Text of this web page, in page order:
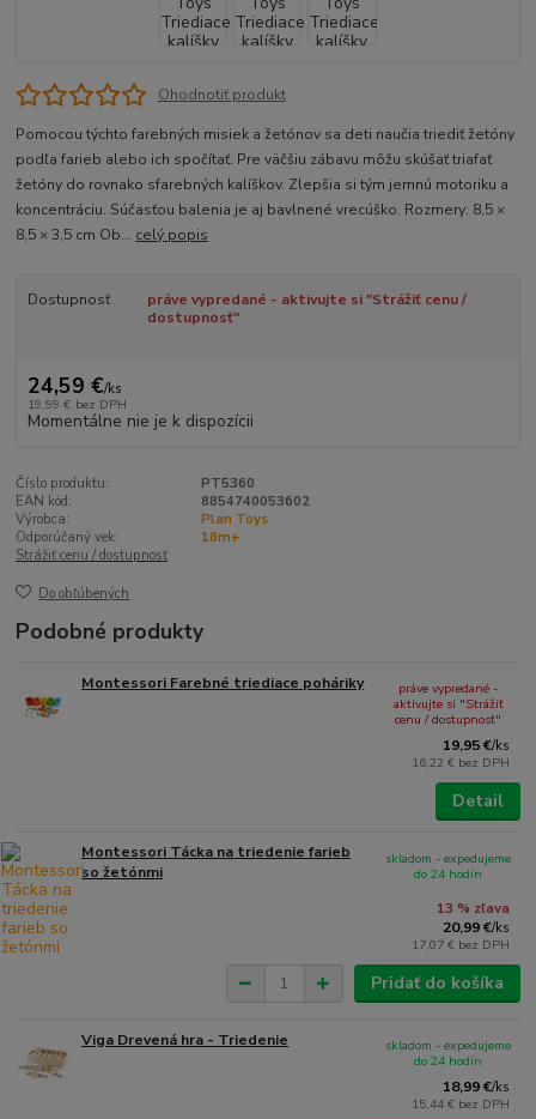
Ohodnotiť produkt
Pomocou týchto farebných misiek a žetónov sa deti naučia triediť žetóny
podľa farieb alebo ich spočítať. Pre väčšiu zábavu môžu skúšať triafať
žetóny do rovnako sfarebných kalíškov. Zlepšia si tým jemnú motoriku a
koncentráciu. Súčasťou balenia je aj bavlnené vrecúško. Rozmery: 8,5 ×
8,5 × 3,5 cm Ob... celý popis
Dostupnosť
práve vypredané - aktivujte si "Strážiť cenu /
dostupnosť"
24,59 €/ks
19,99 € bez DPH
Momentálne nie je k dispozícii
Číslo produktu:
PT5360
EAN kód:
8854740053602
Výrobca:
Plan Toys
Odporúčaný vek:
18m+
Strážiť cenu / dostupnosť
Do obľúbených
Podobné produkty
Montessori Farebné triediace poháriky
19,95 €/ks
16,22 € bez DPH
práve vypredané -
aktivujte si "Strážiť
cenu / dostupnosť"
Detail
Montessori Tácka na triedenie farieb
so žetónmi
13 % zľava
20,99 €/ks
17,07 € bez DPH
skladom - expedujeme
do 24 hodín
Pridať do košíka
Viga Drevená hra - Triedenie
18,99 €/ks
15,44 € bez DPH
skladom - expedujeme
do 24 hodín